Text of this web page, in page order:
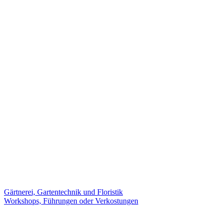
Gärtnerei, Gartentechnik und Floristik
Workshops, Führungen oder Verkostungen